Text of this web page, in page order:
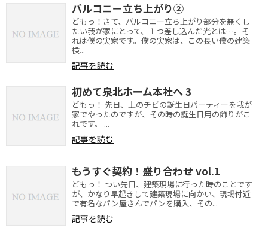
バルコニー立ち上がり②
どもっ！さて、バルコニー立ち上がり部分を無くし
たい我が家にとって、１つ差し込んだ光とは…。そ
れは僕の実家です。僕の実家は、この長い僕の建築
検...
記事を読む
初めて泉北ホーム本社へ 3
どもっ！ 先日、上のチビの誕生日パーティーを我が
家でやったのですが、その時の誕生日用の飾りがこ
れです。 ...
記事を読む
もうすぐ契約！盛り合わせ vol.1
どもっ！ つい先日、建築現場に行った時のことです
が、かなり早起きして建築現場に向かい、現場付近
で有名なパン屋さんでパンを購入、その...
記事を読む